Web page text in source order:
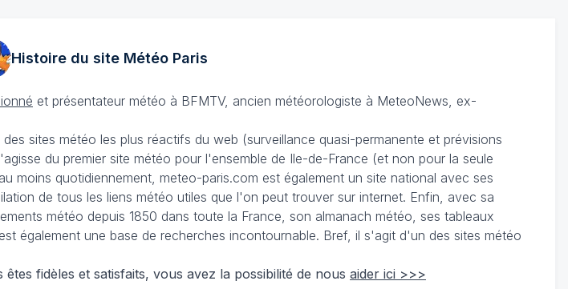
Histoire du site MétéoParis
et présentateur météo à BFMTV, ancien météorologiste à MeteoNews, ex-
sites météo les plus réactifs du web (surveillance quasi-permanente et prévisions
du premier site météo pour l'ensemble de Ile-de-France (et non pour la seule
moins quotidiennement, meteo-paris.com est également un site national avec ses
de tous les liens météo utiles que l'on peut trouver sur internet. Enfin, avec sa
météo depuis 1850 dans toute la France, son almanach météo, ses tableaux
également une base de recherches incontournable. Bref, il s'agit d'un des sites météo
fidèles et satisfaits, vous avez la possibilité de nous aider ici >>>